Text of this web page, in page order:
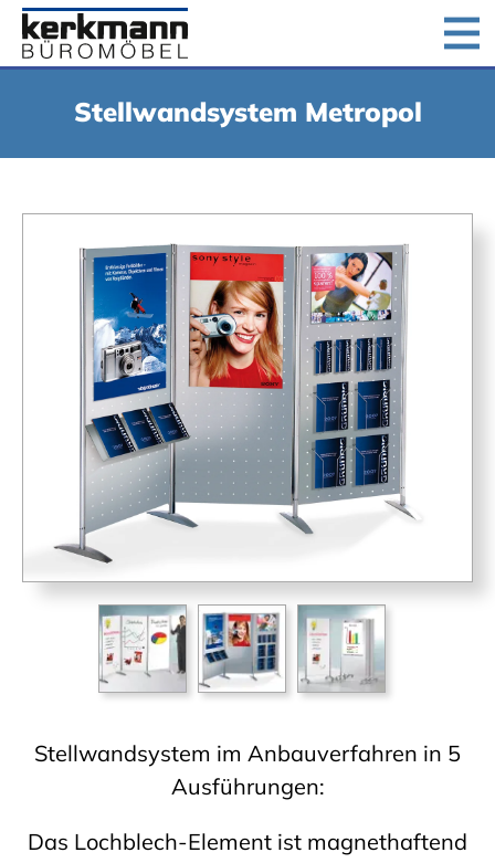
Kontakt
Stellwandsystem Metropol
Stellwandsystem im Anbauverfahren in 5
Ausführungen:
Das Lochblech-Element ist magnethaftend